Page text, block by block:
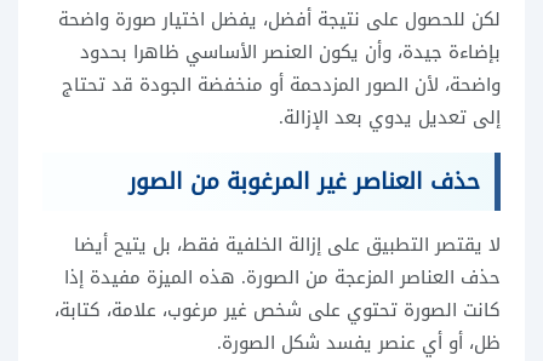
لكن للحصول على نتيجة أفضل، يفضل اختيار صورة واضحة
بإضاءة جيدة، وأن يكون العنصر الأساسي ظاهرا بحدود
واضحة، لأن الصور المزدحمة أو منخفضة الجودة قد تحتاج
إلى تعديل يدوي بعد الإزالة.
حذف العناصر غير المرغوبة من الصور
لا يقتصر التطبيق على إزالة الخلفية فقط، بل يتيح أيضا
حذف العناصر المزعجة من الصورة. هذه الميزة مفيدة إذا
كانت الصورة تحتوي على شخص غير مرغوب، علامة، كتابة،
ظل، أو أي عنصر يفسد شكل الصورة.